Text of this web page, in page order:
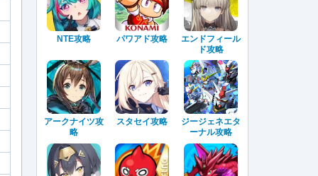
NTE攻略 パワアド攻略
エンドフィール
ド攻略
アークナイツ攻
略
スタセイ攻略
ジージェネエタ
ーナル攻略